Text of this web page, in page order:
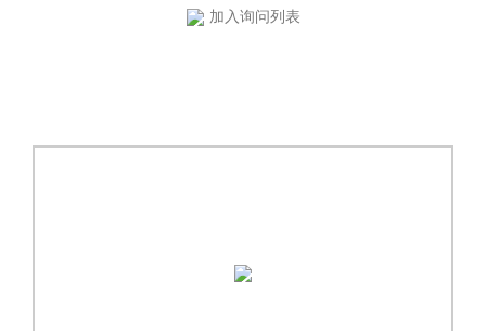
加入询问列表